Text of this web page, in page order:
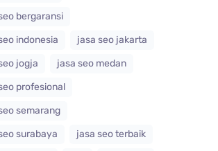
bergaransi
indonesia
jasa seo jakarta
jogja
jasa seo medan
profesional
semarang
surabaya
jasa seo terbaik